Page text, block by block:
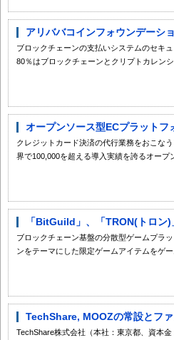
アリババコインフォウンデーシ
ブロックチェーンの支払いシステムのセキ
80％はブロックチェーンとクリプトカレン
オープンソース型ECプラット
クレジットカード決済の代行業務をおこな
界で100,000を超える導入実績を誇るオー
「BitGuild」、「TRON(トロン
ブロックチェーン基盤の分散型ゲームプラ
ンをテーマにした限定ゲームアイテムをゲ
TechShare, MOOZの常設とフ
TechShare株式会社（本社：東京都、資本